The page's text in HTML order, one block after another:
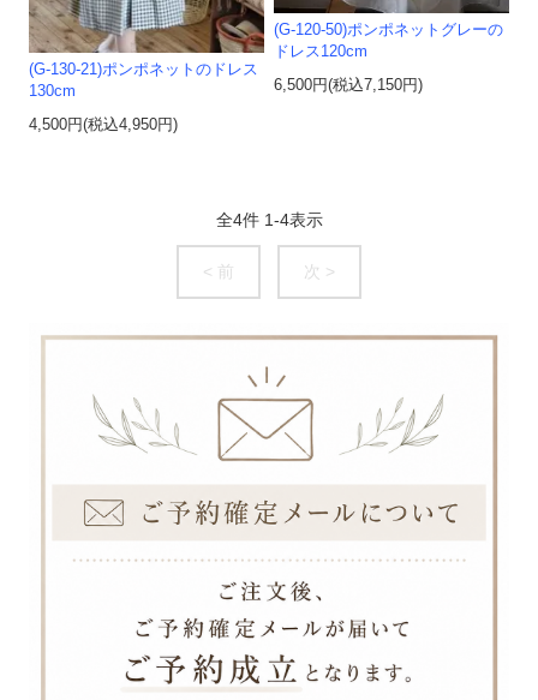
(G-130-21)ポンポネットのドレス
130cm
4,500円(税込4,950円)
(G-120-50)ポンポネットグレーの
ドレス120cm
6,500円(税込7,150円)
全4件 1-4表示
< 前 次 >